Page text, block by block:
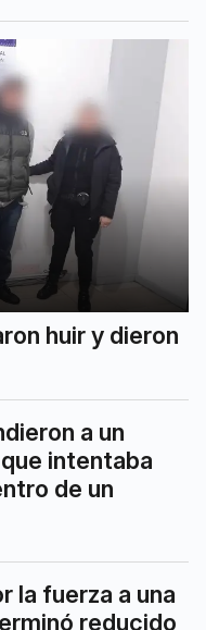
huir y dieron
a un
intentaba
de un
la fuerza a una
reducido